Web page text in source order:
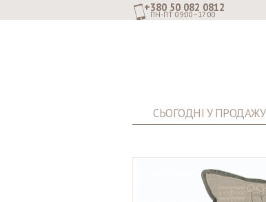
+380 50 082 0812
ПН-ПТ 09:00–17:00
СЬОГОДНІ У ПРОДАЖУ